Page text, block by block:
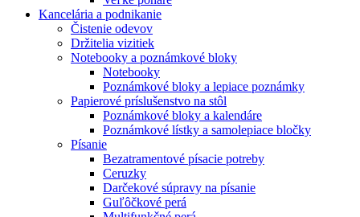
Kancelária a podnikanie
Čistenie odevov
Držitelia vizitiek
Notebooky a poznámkové bloky
Notebooky
Poznámkové bloky a lepiace poznámky
Papierové príslušenstvo na stôl
Poznámkové bloky a kalendáre
Poznámkové lístky a samolepiace bločky
Písanie
Bezatramentové písacie potreby
Ceruzky
Darčekové súpravy na písanie
Guľôčkové perá